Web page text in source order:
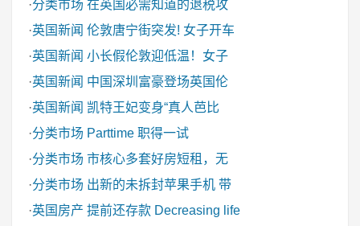
·分类市场 在英国必需知道的退税攻
·英国新闻 伦敦唐宁街突发! 女子开车
·英国新闻 小长假伦敦迎低温！女子
·英国新闻 中国深圳富豪登场英国伦
·英国新闻 凯特王妃变身“真人芭比
·分类市场 Parttime 职得一试
·分类市场 市核心多套好房短租，无
·分类市场 出新的未拆封苹果手机 带
·英国房产 提前还存款 Decreasing life